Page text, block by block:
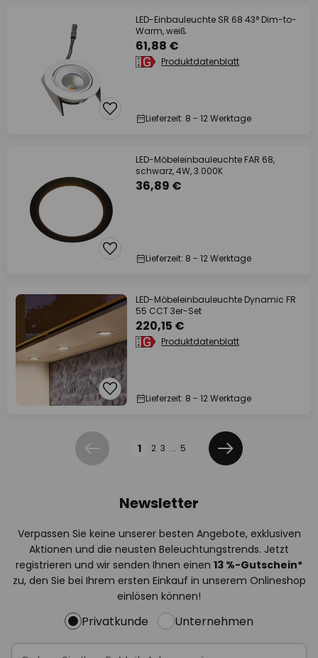
LED-Einbauleuchte SR 68 43° Dim-to-
Warm, weiß
61,88 €
Produktdatenblatt
Lieferzeit: 8 - 12 Werktage
LED-Möbeleinbauleuchte FAR 68,
schwarz, 4W, 3.000K
36,89 €
Lieferzeit: 8 - 12 Werktage
LED-Möbeleinbauleuchte Dynamic FR
55 CCT 3er-Set
220,15 €
Produktdatenblatt
Lieferzeit: 8 - 12 Werktage
Zurück 1 2 3 ... 5
Weiter
Newsletter
Verpassen Sie keine unserer besten Angebote, exklusiven
Aktionen und die neusten Beleuchtungstrends. Jetzt
registrieren und wir senden Ihnen einen 13 %-Gutschein*
zu, den Sie bei Ihrem ersten Einkauf in unserem Onlineshop
einlösen können!
Privatkunde Unternehmen